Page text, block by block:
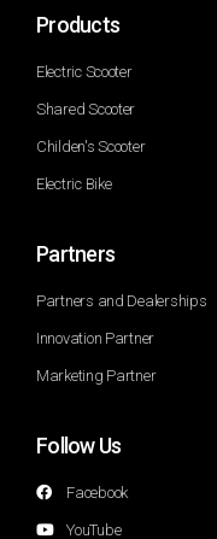
Products
Electric Scooter
Shared Scooter
Childen's Scooter
Electric Bike
Partners
Partners and Dealerships
Innovation Partner
Marketing Partner
Follow Us
Facebook
YouTube